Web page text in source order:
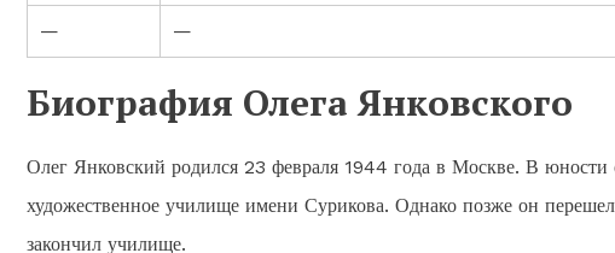
— —
Биография Олега Янковского
Олег Янковский родился 23 февраля 1944 года в Москве. В юности
художественное училище имени Сурикова. Однако позже он
закончил училище.